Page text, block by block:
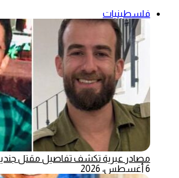
فلسطينيات
مصادر عبرية تكشف تفاصيل مقتل
6 أغسطس، 2026